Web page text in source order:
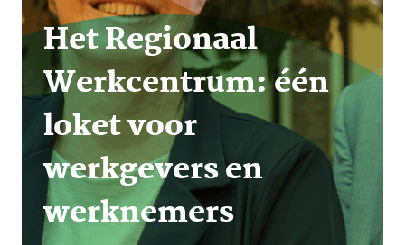
Het Regionaal
Werkcentrum: één
loket voor
werkgevers en
werknemers